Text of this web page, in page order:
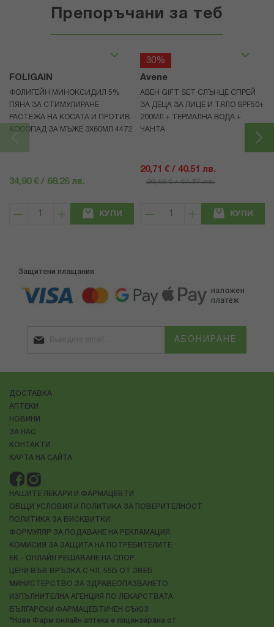
Препоръчани за теб
FOLIGAIN
ФОЛИГЕЙН МИНОКСИДИЛ 5%
ПЯНА ЗА СТИМУЛИРАНЕ
РАСТЕЖА НА КОСАТА И ПРОТИВ
КОСОПАД ЗА МЪЖЕ 3X60МЛ 4472
34,90 € / 68.26 лв.
КУПИ
30%
Avene
АВЕН GIFT SET СЛЪНЦЕ СПРЕЙ
ЗА ДЕЦА ЗА ЛИЦЕ И ТЯЛО SPF50+
200МЛ + ТЕРМАЛНА ВОДА +
ЧАНТА
20,71 € / 40.51 лв.
29,59 € / 57.87 лв.
КУПИ
Защитени плащания
АБОНИРАНЕ
ДОСТАВКА
АПТЕКИ
НОВИНИ
ЗА НАС
КОНТАКТИ
КАРТА НА САЙТА
НАШИТЕ ЛЕКАРИ И ФАРМАЦЕВТИ
ОБЩИ УСЛОВИЯ И ПОЛИТИКА ЗА ПОВЕРИТЕЛНОСТ
ПОЛИТИКА ЗА БИСКВИТКИ
ФОРМУЛЯР ЗА ПОДАВАНЕ НА РЕКЛАМАЦИЯ
КОМИСИЯ ЗА ЗАЩИТА НА ПОТРЕБИТЕЛИТЕ
ЕК - ОНЛАЙН РЕШАВАНЕ НА СПОР
ЦЕНИ ВЪВ ВРЪЗКА С ЧЛ. 55Б ОТ ЗВЕБ
МИНИСТЕРСТВО ЗА ЗДРАВЕОПАЗВАНЕТО
ИЗПЪЛНИТЕЛНА АГЕНЦИЯ ПО ЛЕКАРСТВАТА
БЪЛГАРСКИ ФАРМАЦЕВТИЧЕН СЪЮЗ
"Нове Фарм онлайн аптека е лицензирана от